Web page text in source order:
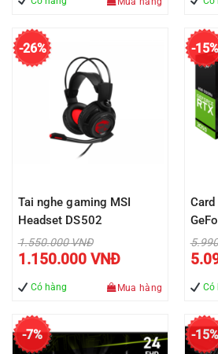
-26%
Tai nghe gaming MSI
Headset DS502
1.550.000VNĐ
Giá
gốc
là:
1.150.000 VNĐGiá
hiện
là:
1.150.000 VNĐ.
Có hàng Mua hàng
-15%
Có
-7% -15%